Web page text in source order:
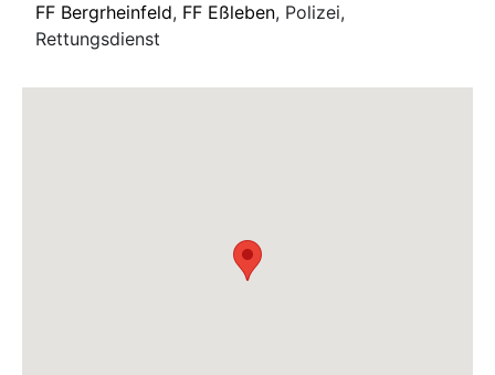
FF Bergrheinfeld, FF Eßleben, Polizei,
Rettungsdienst